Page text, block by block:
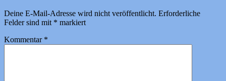
Deine E-Mail-Adresse wird nicht veröffentlicht. Erforderliche
Felder sind mit * markiert
Kommentar *